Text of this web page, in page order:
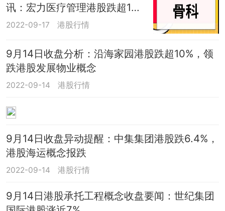
讯：宏力医疗管理港股跌超1
0%
2022-09-17 港股行情
9月14日收盘分析：沿海家园港股跌超10%，领
跌港股发展物业概念
2022-09-14 港股行情
9月14日收盘异动提醒：中集集团港股跌6.4%，
港股海运概念报跌
2022-09-14 港股行情
9月14日港股承托工程概念收盘要闻：世纪集团